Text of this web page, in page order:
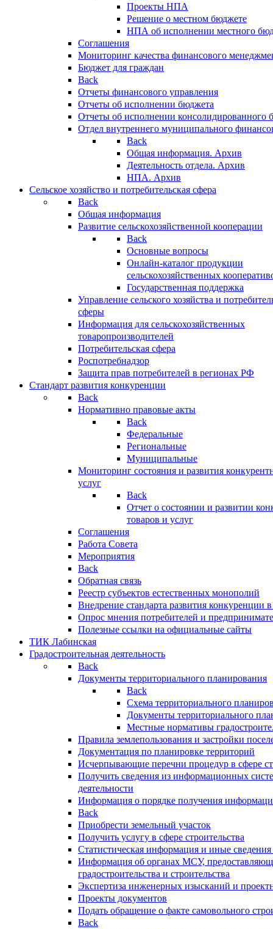
Проекты НПА
Решение о местном бюджете
НПА об исполнении местного
Соглашения
Мониторинг качества финансового
Бюджет для граждан
Back
Отчеты финансового управления
Отчеты об исполнении бюджета
Отчеты об исполнении консолидированного
Отдел внутреннего муниципального
Back
Общая информация. Архив
Деятельность отдела. Архив
НПА. Архив
Сельское хозяйство и потребительская сфера
Back
Общая информация
Развитие сельскохозяйственной кооперации
Back
Основные вопросы
Онлайн-каталог продукции
сельскохозяйственных
Государственная поддержка
Управление сельского хозяйства и
сферы
Информация для сельскохозяйственных
товаропроизводителей
Потребительская сфера
Роспотребнадзор
Защита прав потребителей в регионах РФ
Стандарт развития конкуренции
Back
Нормативно правовые акты
Back
Федеральные
Региональные
Муниципальные
Мониторинг состояния и развития
услуг
Back
Отчет о состоянии и развитии
товаров и услуг
Соглашения
Работа Совета
Мероприятия
Back
Обратная связь
Реестр субъектов естественных монополий
Внедрение стандарта развития конкуренции
Опрос мнения потребителей и
Полезные ссылки на официальные сайты
ТИК Лабинская
Градостроительная деятельность
Back
Документы территориального планирования
Back
Схема территориального
Документы территориального
Местные нормативы
Правила землепользования и застройки
Документация по планировке территорий
Исчерпывающие перечни процедур в сфере
Получить сведения из информационных
деятельности
Информация о порядке получения
Back
Приобрести земельный участок
Получить услугу в сфере строительства
Статистическая информация и иные сведения
Информация об органах МСУ,
градостроительства и строительства
Экспертиза инженерных изысканий и
Проекты документов
Подать обращение о факте самовольного
Back